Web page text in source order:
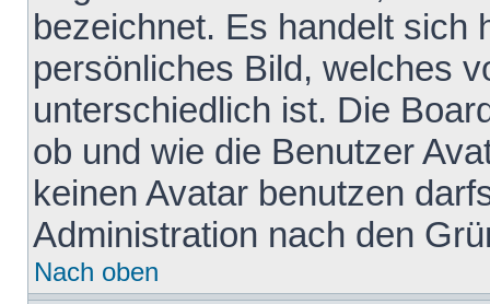
bezeichnet. Es handelt sich
persönliches Bild, welches
unterschiedlich ist. Die
ob und wie die Benutzer
keinen Avatar benutzen
Administration nach den
Nach oben